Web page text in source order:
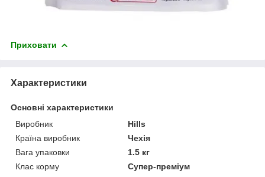
Приховати
Характеристики
Основні характеристики
Виробник
Hills
Країна виробник
Чехія
Вага упаковки
1.5 кг
Клас корму
Супер-преміум